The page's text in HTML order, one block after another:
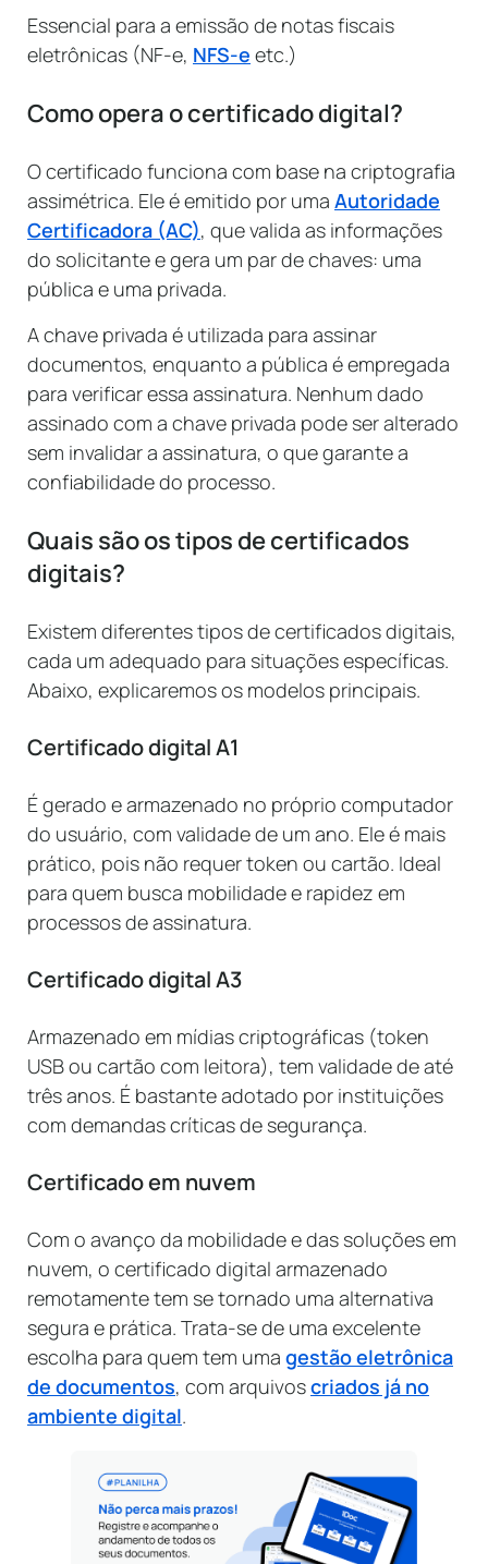
Essencial para a emissão de notas fiscais
eletrônicas (NF-e, NFS-e etc.)
Como opera o certificado digital?
O certificado funciona com base na criptografia
assimétrica. Ele é emitido por uma Autoridade
Certificadora (AC), que valida as informações
do solicitante e gera um par de chaves: uma
pública e uma privada.
A chave privada é utilizada para assinar
documentos, enquanto a pública é empregada
para verificar essa assinatura. Nenhum dado
assinado com a chave privada pode ser alterado
sem invalidar a assinatura, o que garante a
confiabilidade do processo.
Quais são os tipos de certificados
digitais?
Existem diferentes tipos de certificados digitais,
cada um adequado para situações específicas.
Abaixo, explicaremos os modelos principais.
Certificado digital A1
É gerado e armazenado no próprio computador
do usuário, com validade de um ano. Ele é mais
prático, pois não requer token ou cartão. Ideal
para quem busca mobilidade e rapidez em
processos de assinatura.
Certificado digital A3
Armazenado em mídias criptográficas (token
USB ou cartão com leitora), tem validade de até
três anos. É bastante adotado por instituições
com demandas críticas de segurança.
Certificado em nuvem
Com o avanço da mobilidade e das soluções em
nuvem, o certificado digital armazenado
remotamente tem se tornado uma alternativa
segura e prática. Trata-se de uma excelente
escolha para quem tem uma gestão eletrônica
de documentos, com arquivoscriados já no
ambiente digital.